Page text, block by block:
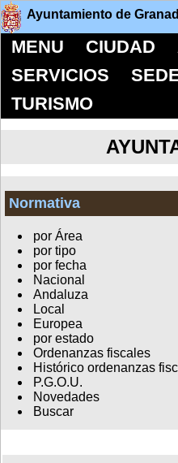
Ayuntamiento de
MENU CIUDAD
SERVICIOS
TURISMO
Normativa
por Área
por tipo
por fecha
Nacional
Andaluza
Local
Europea
por estado
Ordenanzas fiscales
Histórico ordenanzas
P.G.O.U.
Novedades
Buscar